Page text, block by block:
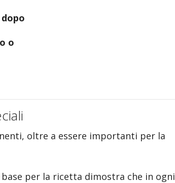
o
oltre a essere importanti per la
per la ricetta dimostra che in ogni